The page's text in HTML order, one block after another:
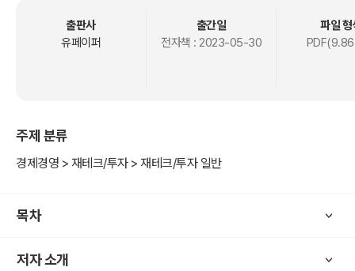
997년 아시아 외환위기로 이어지는 경제 위기 사례들을 정리하였고,
4편은 1997년 한국의IMF구제 금융신청과 2007년 글로벌 금융위기
미래에 일어날 경제위기에 어떻게 대처해야 하는가에 대한 혜안을 얻
고자 하시는 분, 이론적인 내용이 아니라 현재까지 발생한 경제위기에
IMF 외환위기 이후 세대로서 한국의 외환위기가 어떻게 발생했고, 어
집필하였다.
출판사
유페이퍼
출간일
전자책 : 2023-05-30
파일 형
주제 분류
경제경영 > 재테크/투자 > 재테크/투자 일반
목차
저자 소개